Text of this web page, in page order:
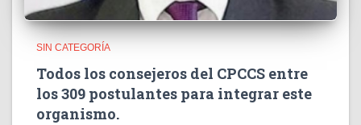
SIN CATEGORÍA
Todos los consejeros del CPCCS entre
los 309 postulantes para integrar este
organismo.